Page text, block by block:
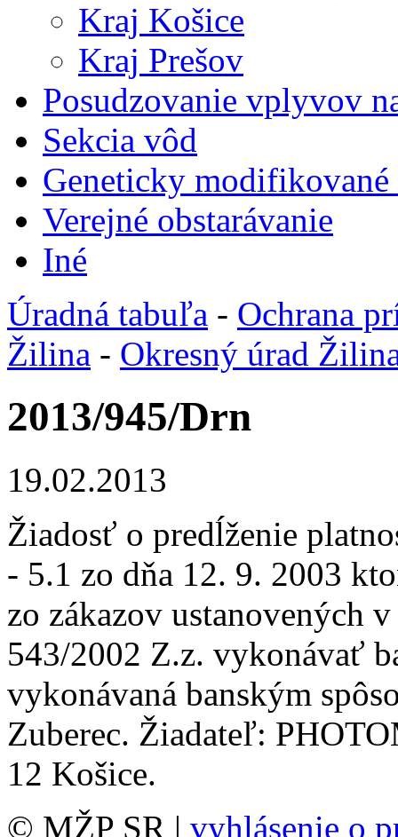
Kraj Košice
Kraj Prešov
Posudzovanie vplyvov
Sekcia vôd
Geneticky
Verejné obstarávanie
Iné
Úradná tabuľa - Ochrana
Žilina - Okresný úrad
2013/945/Drn
19.02.2013
Žiadosť o predĺženie
- 5.1 zo dňa 12. 9. 2003
zo zákazov ustanovených
543/2002 Z.z. vykonávať
vykonávaná banským
Zuberec. Žiadateľ:
12 Košice.
© MŽP SR | vyhlásenie o